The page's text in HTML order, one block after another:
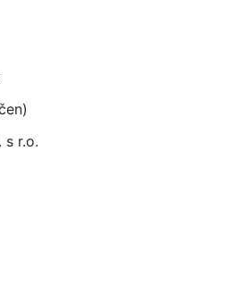
s r.o.